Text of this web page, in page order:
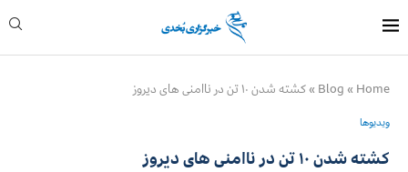
Home
»
Blog
»كشته شدن ۱۰ تن در ناامنی های دیروز
ویدیوها
كشته شدن ۱۰ تن در ناامنی های دیروز